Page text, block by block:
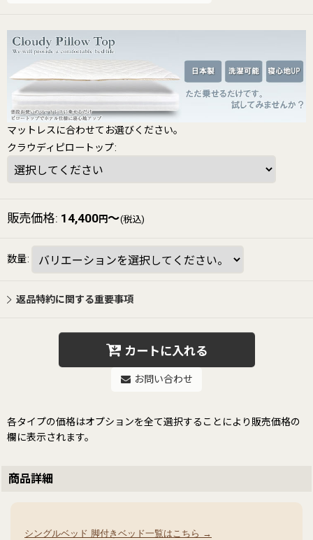
マットレスに合わせてお選びください。
クラウディピロートップ:
販売価格: 14,400円～(税込)
数量:
返品特約に関する重要事項
カートに入れる
お問い合わせ
各タイプの価格はオプションを全て選択することにより販売価格の
欄に表示されます。
商品詳細
シングルベッド 脚付きベッド一覧はこちら →